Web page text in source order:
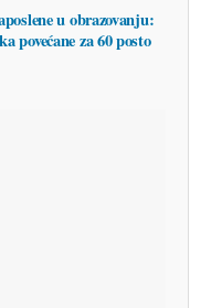
u obrazovanju:
povećane za 60 posto